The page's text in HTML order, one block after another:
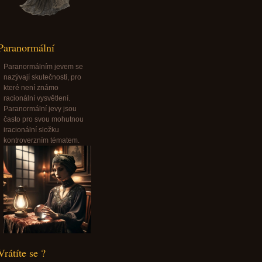
Paranormálním jevem se
nazývají skutečnosti, pro
které není známo
racionální vysvětlení.
Paranormální jevy jsou
často pro svou mohutnou
iracionální složku
kontroverzním tématem.
se ?